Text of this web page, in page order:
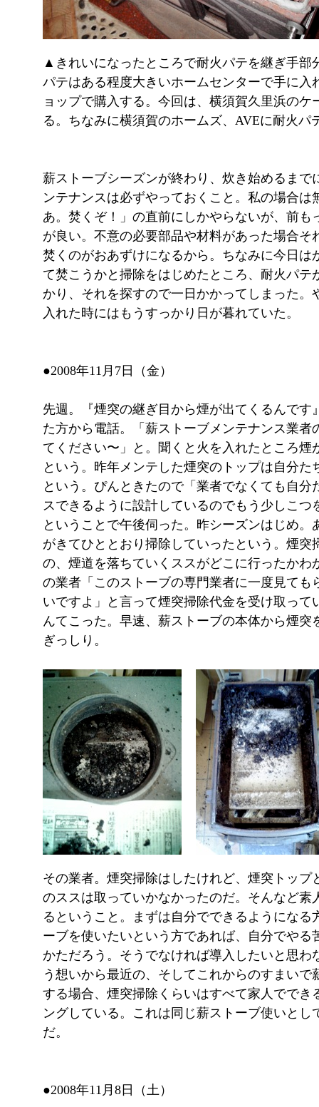
▲きれいになったところで耐火パテを継ぎ手部
パテはある程度大きいホームセンターで手に入
ョップで購入する。今回は、横須賀久里浜のケ
る。ちなみに横須賀のホームズ、AVEに耐火パ
薪ストーブシーズンが終わり、炊き始めるまで
ンテナンスは必ずやっておくこと。私の場合は
あ。焚くぞ！」の直前にしかやらないが、前も
が良い。不意の必要部品や材料があった場合そ
焚くのがおあずけになるから。ちなみに今日は
て焚こうかと掃除をはじめたところ、耐火パテ
かり、それを探すので一日かかってしまった。
入れた時にはもうすっかり日が暮れていた。
●2008年11月7日（金）
先週。『煙突の継ぎ目から煙が出てくるんです
た方から電話。「薪ストーブメンテナンス業者
てください〜」と。聞くと火を入れたところ煙
という。昨年メンテした煙突のトップは自分た
という。ぴんときたので「業者でなくても自分
スできるように設計しているのでもう少しこつ
ということで午後伺った。昨シーズンはじめ。
がきてひととおり掃除していったという。煙突
の、煙道を落ちていくススがどこに行ったかわ
の業者「このストーブの専門業者に一度見ても
いですよ」と言って煙突掃除代金を受け取って
んてこった。早速、薪ストーブの本体から煙突
ぎっしり。
その業者。煙突掃除はしたけれど、煙突トップ
のススは取っていかなかったのだ。そんなど素
るということ。まずは自分でできるようになる
ーブを使いたいという方であれば、自分でやる
かただろう。そうでなければ導入したいと思わ
う想いから最近の、そしてこれからのすまいで
する場合、煙突掃除くらいはすべて家人ででき
ングしている。これは同じ薪ストーブ使いとし
だ。
●2008年11月8日（土）